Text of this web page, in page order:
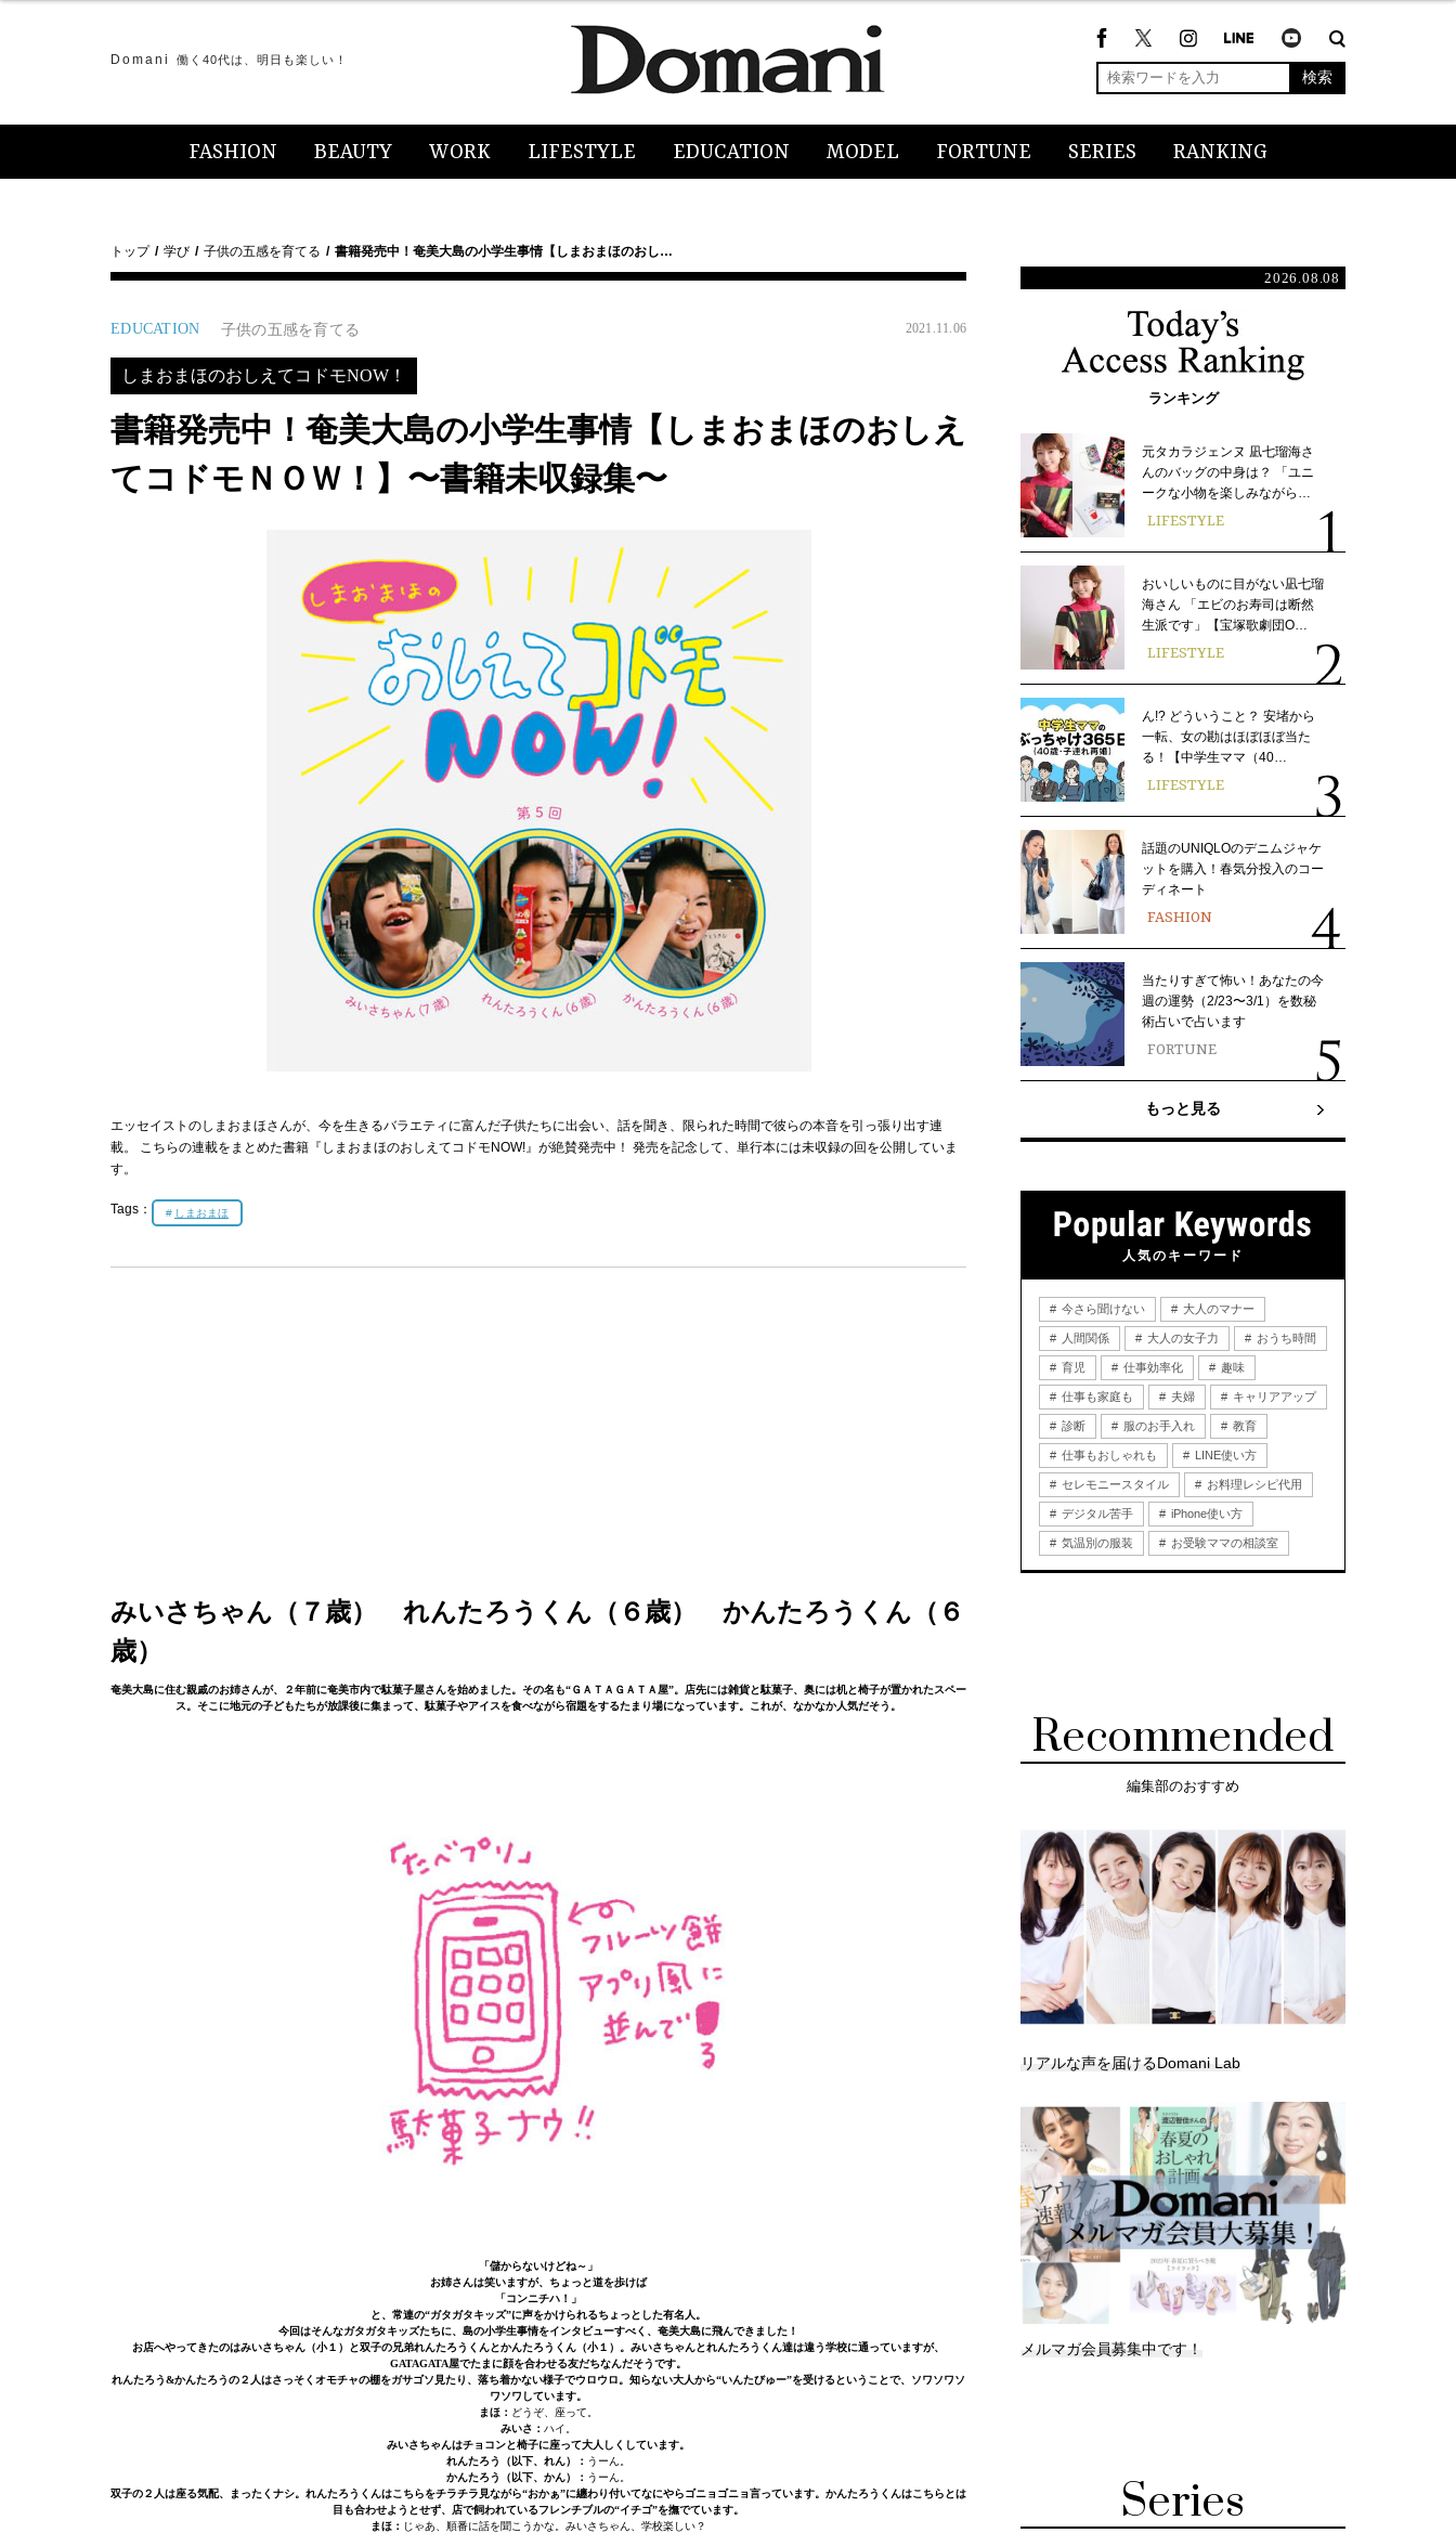
Domani 働く40代は、明日も楽しい！
検索
FASHION BEAUTY WORK LIFESTYLE EDUCATION MODEL FORTUNE SERIES RANKING
トップ 学び 子供の五感を育てる 書籍発売中！奄美大島の小学生事情【しまおまほのおし…
EDUCATION 子供の五感を育てる 2021.11.06
しまおまほのおしえてコドモNOW！
書籍発売中！奄美大島の小学生事情【しまおまほのおしえ
てコドモＮＯＷ！】〜書籍未収録集〜
エッセイストのしまおまほさんが、今を生きるバラエティに富んだ子供たちに出会い、話を聞き、限られた時間で彼らの本音を引っ張り出す連
載。 こちらの連載をまとめた書籍『しまおまほのおしえてコドモNOW!』が絶賛発売中！ 発売を記念して、単行本には未収録の回を公開していま
す。
Tags： しまおまほ
みいさちゃん（７歳） れんたろうくん（６歳） かんたろうくん（６
歳）
奄美大島に住む親戚のお姉さんが、２年前に奄美市内で駄菓子屋さんを始めました。その名も“ＧＡＴＡＧＡＴＡ屋”。店先には雑貨と駄菓子、奥には机と椅子が置かれたスペー
ス。そこに地元の子どもたちが放課後に集まって、駄菓子やアイスを食べながら宿題をするたまり場になっています。これが、なかなか人気だそう。
「儲からないけどね～」
お姉さんは笑いますが、ちょっと道を歩けば
「コンニチハ！」
と、常連の“ガタガタキッズ”に声をかけられるちょっとした有名人。
今回はそんなガタガタキッズたちに、島の小学生事情をインタビューすべく、奄美大島に飛んできました！
お店へやってきたのはみいさちゃん（小１）と双子の兄弟れんたろうくんとかんたろうくん（小１）。みいさちゃんとれんたろうくん達は違う学校に通っていますが、
GATAGATA屋でたまに顔を合わせる友だちなんだそうです。
れんたろう&かんたろうの２人はさっそくオモチャの棚をガサゴソ見たり、落ち着かない様子でウロウロ。知らない大人から“いんたびゅー”を受けるということで、ソワソワソ
ワソワしています。
まほ： どうぞ、座って。
みいさ： ハイ。
みいさちゃんはチョコンと椅子に座って大人しくしています。
れんたろう（以下、れん）： うーん。
かんたろう（以下、かん）： うーん。
双子の２人は座る気配、まったくナシ。れんたろうくんはこちらをチラチラ見ながら“おかぁ”に纏わり付いてなにやらゴニョゴニョ言っています。かんたろうくんはこちらとは
目も合わせようとせず、店で飼われているフレンチブルの“イチゴ”を撫でています。
まほ： じゃあ、順番に話を聞こうかな。みいさちゃん、学校楽しい？
2026.08.08
ランキング
元タカラジェンヌ 凪七瑠海さ
んのバッグの中身は？ 「ユニ
ークな小物を楽しみながら…
LIFESTYLE
おいしいものに目がない凪七瑠
海さん 「エビのお寿司は断然
生派です」【宝塚歌劇団O…
LIFESTYLE
ん!? どういうこと？ 安堵から
一転、女の勘はほぼほぼ当た
る！【中学生ママ（40…
LIFESTYLE
話題のUNIQLOのデニムジャケ
ットを購入！春気分投入のコー
ディネート
FASHION
当たりすぎて怖い！あなたの今
週の運勢（2/23〜3/1）を数秘
術占いで占います
FORTUNE
もっと見る
人気のキーワード
今さら聞けない 大人のマナー
人間関係 大人の女子力 おうち時間
育児 仕事効率化 趣味
仕事も家庭も 夫婦 キャリアアップ
診断 服のお手入れ 教育
仕事もおしゃれも LINE使い方
セレモニースタイル お料理レシピ代用
デジタル苦手 iPhone使い方
気温別の服装 お受験ママの相談室
Recommended
編集部のおすすめ
リアルな声を届けるDomani Lab
メルマガ会員募集中です！
Series